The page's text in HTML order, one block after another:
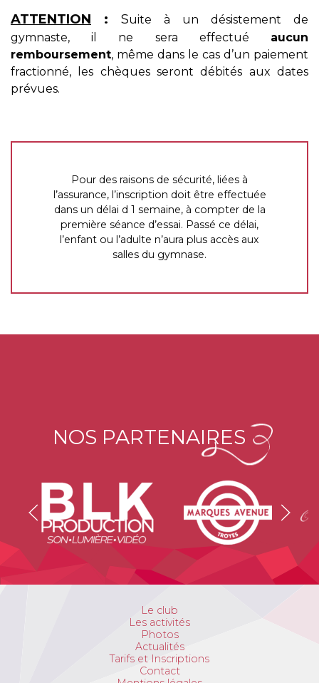
ATTENTION : Suite à un désistement de
gymnaste, il ne sera effectué aucun
remboursement, même dans le cas d’un paiement
fractionné, les chèques seront débités aux dates
prévues.
Pour des raisons de sécurité, liées à
l’assurance, l’inscription doit être effectuée
dans un délai d 1 semaine, à compter de la
première séance d’essai. Passé ce délai,
l’enfant ou l’adulte n’aura plus accès aux
salles du gymnase.
NOS PARTENAIRES
Le club
Les activités
Photos
Actualités
Tarifs et Inscriptions
Contact